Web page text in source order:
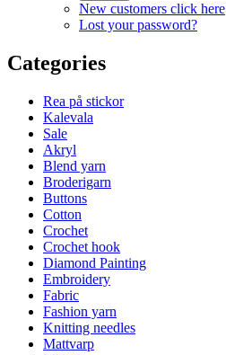
New customers click here
Lost your password?
Categories
Rea på stickor
Kalevala
Sale
Akryl
Blend yarn
Broderigarn
Buttons
Cotton
Crochet
Crochet hook
Diamond Painting
Embroidery
Fabric
Fashion yarn
Knitting needles
Mattvarp